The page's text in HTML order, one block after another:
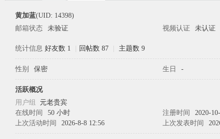
黄加蓝(UID: 14398)
邮箱状态
未验证 视频认证 未认证
统计信息 好友数 1 回帖数 87 主题数 9
性别 保密 生日 -
活跃概况
用户组 元老贵宾
在线时间
50 小时 注册时间
2020-
上次活动时间
2026-8-8 12:56 上次发表时间